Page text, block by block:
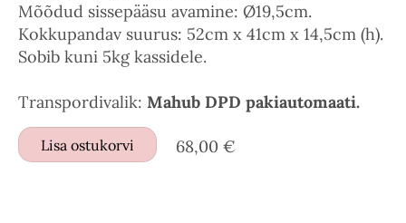
Mõõdud sissepääsu avamine: Ø19,5cm.
Kokkupandav suurus: 52cm x 41cm x 14,5cm (h).
Sobib kuni 5kg kassidele.
Transpordivalik: Mahub DPD pakiautomaati.
Lisa ostukorvi 68,00 €